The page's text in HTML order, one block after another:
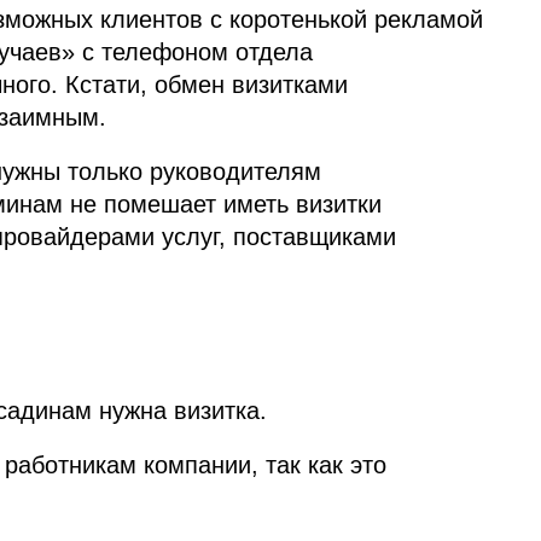
клиентов с коротенькой рекламой
с телефоном отдела
Кстати, обмен визитками
только руководителям
не помешает иметь визитки
услуг, поставщиками
нужна визитка.
компании, так как это